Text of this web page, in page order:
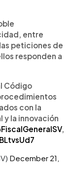
entre
peticiones de
responden a
Código
con la
y la innovación
,
December 21,